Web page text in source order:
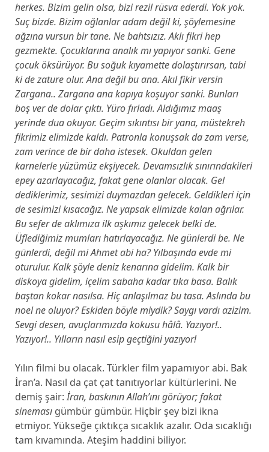
herkes. Bizim gelin olsa, bizi rezil rüsva ederdi. Yok yok.
Suç bizde. Bizim oğlanlar adam değil ki, şöylemesine
ağzına vursun bir tane. Ne bahtsızız. Aklı fikri hep
gezmekte. Çocuklarına analık mı yapıyor sanki. Gene
çocuk öksürüyor. Bu soğuk kıyamette dolaştırırsan, tabi
ki de zature olur. Ana değil bu ana. Akıl fikir versin
Zargana.. Zargana ana kapıya koşuyor sanki. Bunları
boş ver de dolar çıktı. Yüro fırladı. Aldığımız maaş
yerinde dua okuyor. Geçim sıkıntısı bir yana, müstekreh
fikrimiz elimizde kaldı. Patronla konuşsak da zam verse,
zam verince de bir daha istesek. Okuldan gelen
karnelerle yüzümüz ekşiyecek. Devamsızlık sınırındakileri
epey azarlayacağız, fakat gene olanlar olacak. Gel
dediklerimiz, sesimizi duymazdan gelecek. Geldikleri için
de sesimizi kısacağız. Ne yapsak elimizde kalan ağrılar.
Bu sefer de aklımıza ilk aşkımız gelecek belki de.
Üflediğimiz mumları hatırlayacağız. Ne günlerdi be. Ne
günlerdi, değil mi Ahmet abi ha? Yılbaşında evde mi
oturulur. Kalk şöyle deniz kenarına gidelim. Kalk bir
diskoya gidelim, içelim sabaha kadar tıka basa. Balık
baştan kokar nasılsa. Hiç anlaşılmaz bu tasa. Aslında bu
noel ne oluyor? Eskiden böyle miydik? Saygı vardı azizim.
Sevgi desen, avuçlarımızda kokusu hâlâ. Yazıyor!..
Yazıyor!.. Yılların nasıl esip geçtiğini yazıyor!
Yılın filmi bu olacak. Türkler film yapamıyor abi. Bak
İran’a. Nasıl da çat çat tanıtıyorlar kültürlerini. Ne
demiş şair:İran, baskının Allah’ını görüyor; fakat
sineması gümbür gümbür. Hiçbir şey bizi ikna
etmiyor. Yükseğe çıktıkça sıcaklık azalır. Oda sıcaklığı
tam kıvamında. Ateşim haddini biliyor.